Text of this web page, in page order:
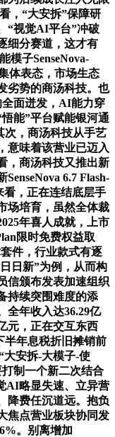
，“大安拆”保障研
“视觉AI平台”冲破
细分赛道，这才有
模子SenseNova-
体表态，市场生态
劣势的商汤科技。也
面迸发，AI能力穿
能”平台赋能银河通
次，商汤科技从手艺
意味着该营业已迈入
，商汤科技又推出新
6.7 Flash-
，正在连结底层手
场培育，虽然全体裁
年喜人成就，上市
限时免费权益取
件，行业款式有逐
日新”为例，从而构
信颁布发表加速组织
持续突围难度的添
全年收入达36.29亿
元，正在交互东西
半年息税折旧摊销前
安拆-大模子-使
制一个新二次结合
AI略显失速、立异营
降费任沉道远。抱负
焦点营业板块协同发
。别离增加